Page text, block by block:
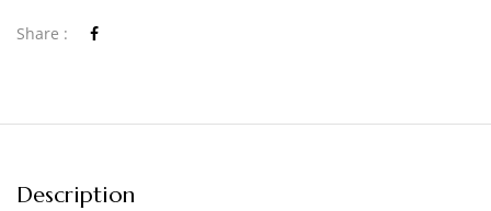
Share :
Description